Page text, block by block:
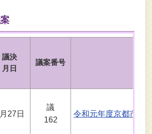
議決
月日
議案番号
27日
議
162
令和元年度京都市一